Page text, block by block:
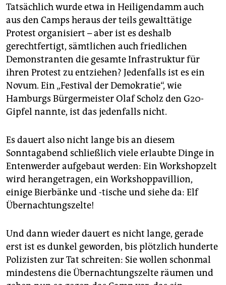
Tatsächlich wurde etwa in Heiligendamm auch
aus den Camps heraus der teils gewalttätige
Protest organisiert – aber ist es deshalb
gerechtfertigt, sämtlichen auch friedlichen
Demonstranten die gesamte Infrastruktur für
ihren Protest zu entziehen? Jedenfalls ist es ein
Novum. Ein „Festival der Demokratie“, wie
Hamburgs Bürgermeister Olaf Scholz den G20-
Gipfel nannte, ist das jedenfalls nicht.
Es dauert also nicht lange bis an diesem
Sonntagabend schließlich viele erlaubte Dinge in
Entenwerder aufgebaut werden: Ein Workshopzelt
wird herangetragen, ein Workshoppavillion,
einige Bierbänke und -tische und siehe da: Elf
Übernachtungszelte!
Und dann wieder dauert es nicht lange, gerade
erst ist es dunkel geworden, bis plötzlich hunderte
Polizisten zur Tat schreiten: Sie wollen schonmal
mindestens die Übernachtungszelte räumen und